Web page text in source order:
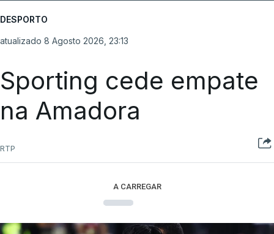
DESPORTO
atualizado 8 Agosto 2026, 23:13
Sporting cede empate
na Amadora
RTP
A CARREGAR